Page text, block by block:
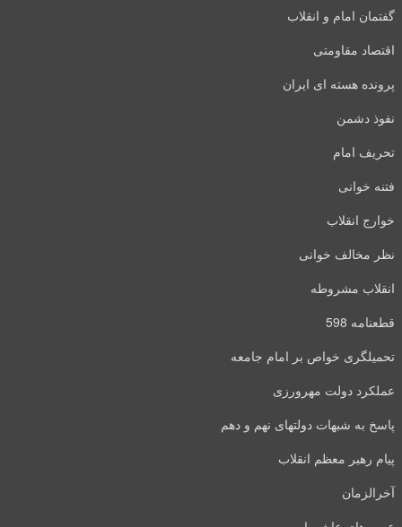
گفتمان امام و انقلاب
اقتصاد مقاومتی
پرونده هسته ای ایران
نفوذ دشمن
تحریف امام
فتنه خوانی
خوارج انقلاب
نظر مخالف خوانی
انقلاب مشروطه
قطعنامه 598
تحمیلگری خواص بر امام جامعه
عملکرد دولت مهرورزی
پاسخ به شبهات دولتهای نهم و دهم
پیام رهبر معظم انقلاب
آخرالزمان